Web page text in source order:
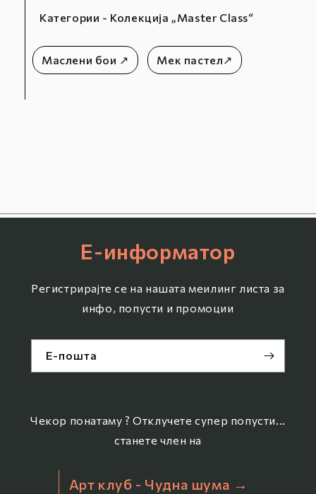
Категории - Колекција „Master Class“
Маслени бои ↗ Мек пастел↗
Е-информатор
Регистрирајте се на нашата меилинг листа за
инфо, попусти и промоции
Е-пошта
Чекор понатаму ? Отклучете супер попусти...
станете член на
Арт клуб - Чудна шума →